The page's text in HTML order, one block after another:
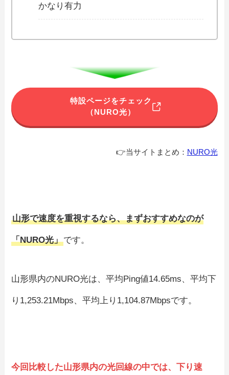
かなり有力
特設ページをチェック
（NURO光）
👉当サイトまとめ： NURO光
山形で速度を重視するなら、まずおすすめなのが
「NURO光」です。
山形県内のNURO光は、平均Ping値14.65ms、平均下
り1,253.21Mbps、平均上り1,104.87Mbpsです。
今回比較した山形県内の光回線の中では、下り速